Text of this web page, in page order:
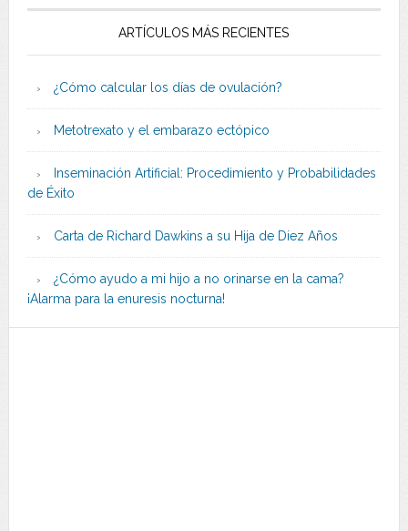
ARTÍCULOS MÁS RECIENTES
¿Cómo calcular los días de ovulación?
Metotrexato y el embarazo ectópico
Inseminación Artificial: Procedimiento y Probabilidades
de Éxito
Carta de Richard Dawkins a su Hija de Diez Años
¿Cómo ayudo a mi hijo a no orinarse en la cama?
¡Alarma para la enuresis nocturna!